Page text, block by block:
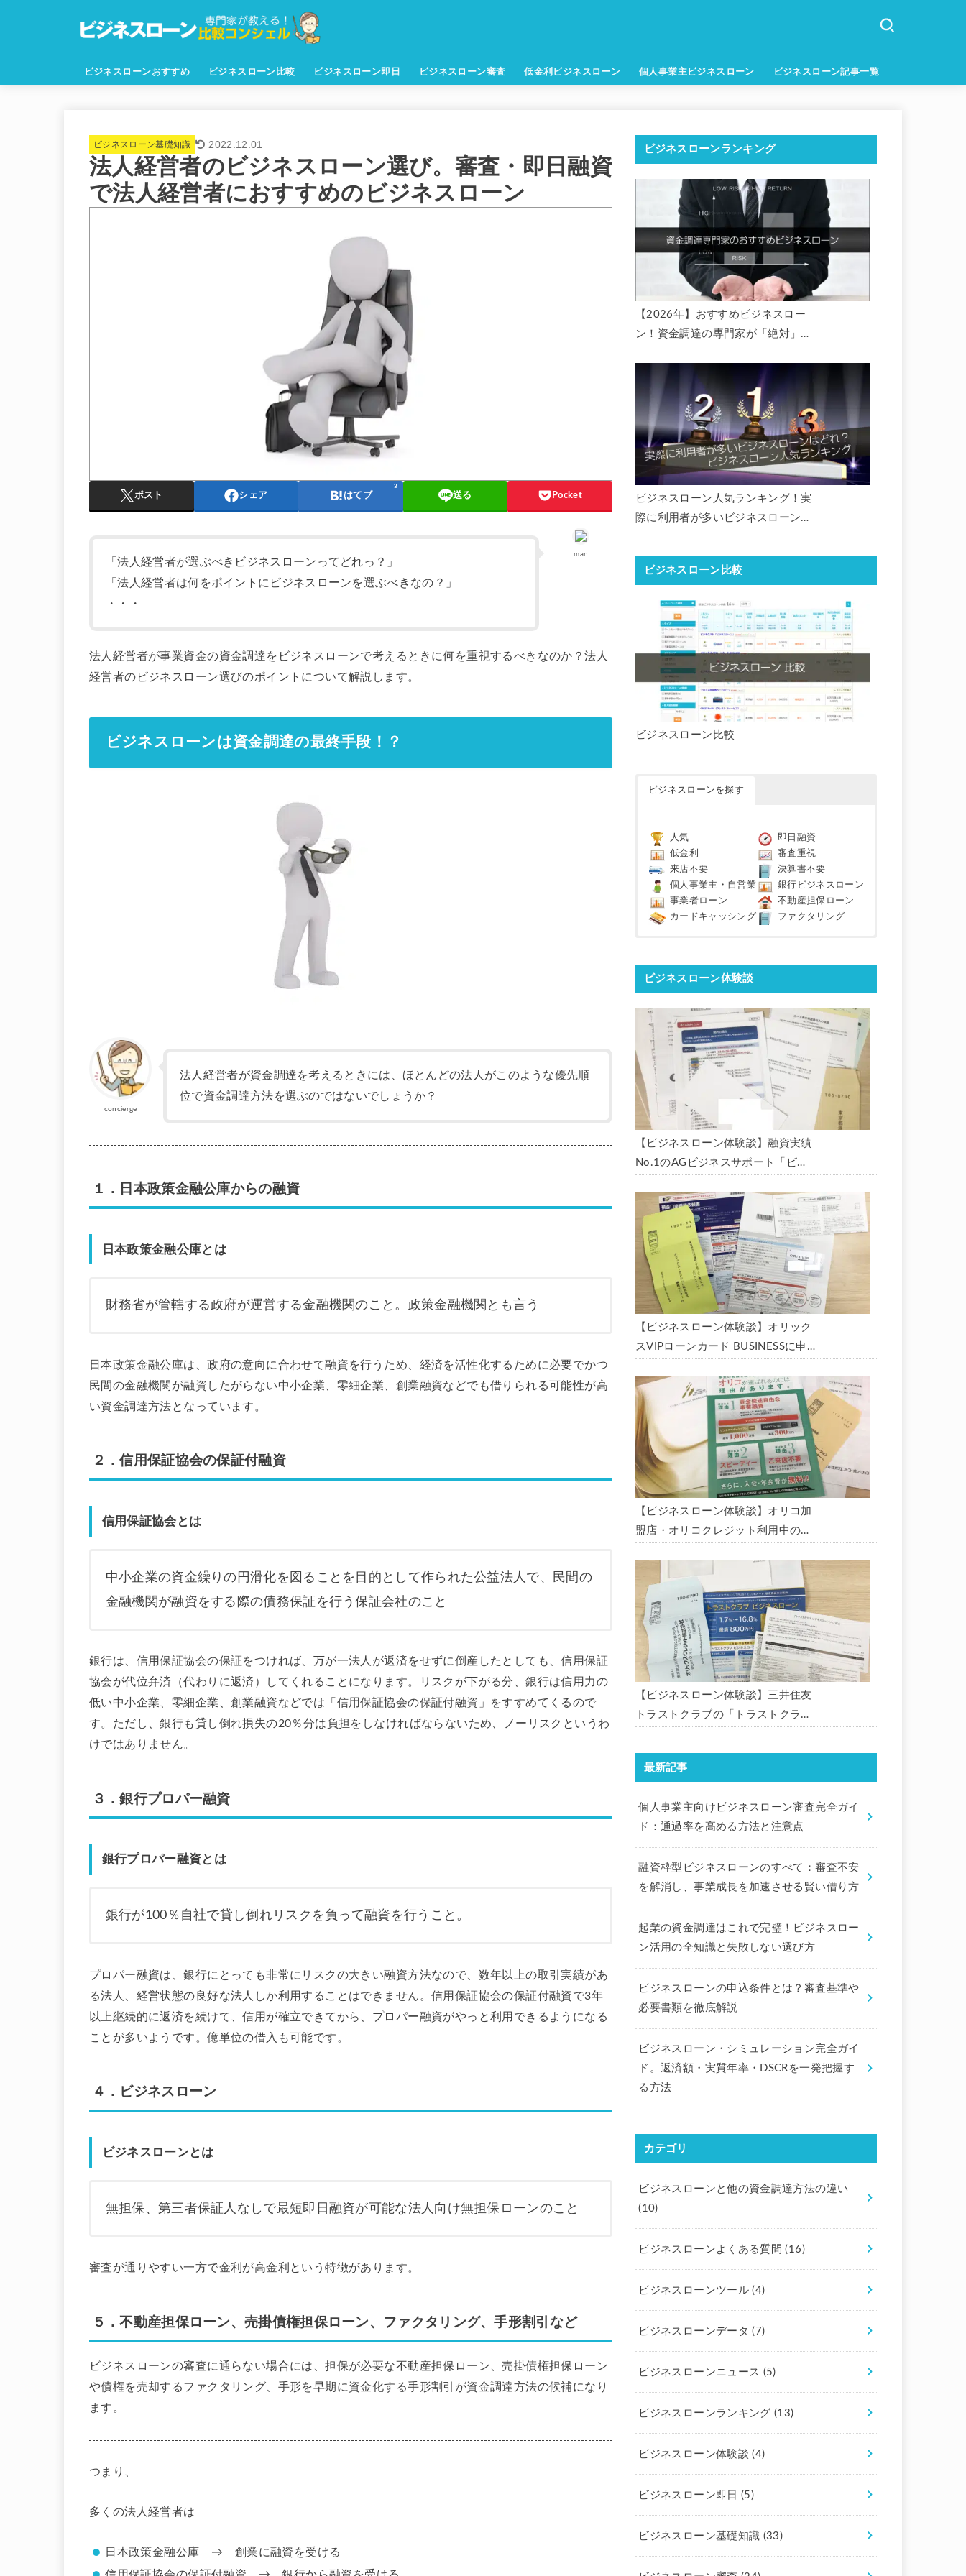
ビジネスローンおすすめ ビジネスローン比較 ビジネスローン即日 ビジネスローン審査 低金利ビジネスローン 個人事業主ビジネスローン ビジネスローン記事一覧
ビジネスローン基礎知識 2022.12.01
法人経営者のビジネスローン選び。審査・即日融資
で法人経営者におすすめのビジネスローン
ポスト シェア はてブ
3
送る Pocket
man
「法人経営者が選ぶべきビジネスローンってどれっ？」
「法人経営者は何をポイントにビジネスローンを選ぶべきなの？」
・・・
法人経営者が事業資金の資金調達をビジネスローンで考えるときに何を重視するべきなのか？法人
経営者のビジネスローン選びのポイントについて解説します。
ビジネスローンは資金調達の最終手段！？
concierge
法人経営者が資金調達を考えるときには、ほとんどの法人がこのような優先順
位で資金調達方法を選ぶのではないでしょうか？
１．日本政策金融公庫からの融資
日本政策金融公庫とは
財務省が管轄する政府が運営する金融機関のこと。政策金融機関とも言う
日本政策金融公庫は、政府の意向に合わせて融資を行うため、経済を活性化するために必要でかつ
民間の金融機関が融資したがらない中小企業、零細企業、創業融資などでも借りられる可能性が高
い資金調達方法となっています。
２．信用保証協会の保証付融資
信用保証協会とは
中小企業の資金繰りの円滑化を図ることを目的として作られた公益法人で、民間の
金融機関が融資をする際の債務保証を行う保証会社のこと
銀行は、信用保証協会の保証をつければ、万が一法人が返済をせずに倒産したとしても、信用保証
協会が代位弁済（代わりに返済）してくれることになります。リスクが下がる分、銀行は信用力の
低い中小企業、零細企業、創業融資などでは「信用保証協会の保証付融資」をすすめてくるので
す。ただし、銀行も貸し倒れ損失の20％分は負担をしなければならないため、ノーリスクというわ
けではありません。
３．銀行プロパー融資
銀行プロパー融資とは
銀行が100％自社で貸し倒れリスクを負って融資を行うこと。
プロパー融資は、銀行にとっても非常にリスクの大きい融資方法なので、数年以上の取引実績があ
る法人、経営状態の良好な法人しか利用することはできません。信用保証協会の保証付融資で3年
以上継続的に返済を続けて、信用が確立できてから、プロパー融資がやっと利用できるようになる
ことが多いようです。億単位の借入も可能です。
４．ビジネスローン
ビジネスローンとは
無担保、第三者保証人なしで最短即日融資が可能な法人向け無担保ローンのこと
審査が通りやすい一方で金利が高金利という特徴があります。
５．不動産担保ローン、売掛債権担保ローン、ファクタリング、手形割引など
ビジネスローンの審査に通らない場合には、担保が必要な不動産担保ローン、売掛債権担保ローン
や債権を売却するファクタリング、手形を早期に資金化する手形割引が資金調達方法の候補になり
ます。
つまり、
多くの法人経営者は
日本政策金融公庫 → 創業に融資を受ける
ビジネスローンランキング
【2026年】おすすめビジネスロー
ン！資金調達の専門家が「絶対」に
業者ローン・商工ローンランキング
ビジネスローン人気ランキング！実
際に利用者が多いビジネスローンは
【2026年版】
ビジネスローン比較
ビジネスローン比較
ビジネスローンを探す
人気
即日融資
低金利
審査重視
来店不要
決算書不要
個人事業主・自営業
銀行ビジネスローン
事業者ローン
不動産担保ローン
カードキャッシング
ファクタリング
ビジネスローン体験談
【ビジネスローン体験談】融資実績
No.1のAGビジネスサポート「ビジ
枠で翌日に借りられました。全手順
を丁寧に解説します。
【ビジネスローン体験談】オリック
スVIPローンカード BUSINESSに申
利で借りられました。全手順を丁寧
に解説します。
【ビジネスローン体験談】オリコ加
盟店・オリコクレジット利用中の事
ビジネスサポートプラン」を使う方
法がないか、問い合わせてみた。
【ビジネスローン体験談】三井住友
トラストクラブの「トラストクラブ
みました。
最新記事
個人事業主向けビジネスローン審査完全ガイ
ド：通過率を高める方法と注意点
融資枠型ビジネスローンのすべて：審査不安
を解消し、事業成長を加速させる賢い借り方
起業の資金調達はこれで完璧！ビジネスロー
ン活用の全知識と失敗しない選び方
ビジネスローンの申込条件とは？審査基準や
必要書類を徹底解説
ビジネスローン・シミュレーション完全ガイ
ド。返済額・実質年率・DSCRを一発把握す
る方法
カテゴリ
ビジネスローンと他の資金調達方法の違い
(10)
ビジネスローンよくある質問(16)
ビジネスローンツール(4)
ビジネスローンデータ(7)
ビジネスローンニュース (5)
ビジネスローンランキング(13)
ビジネスローン体験談(4)
ビジネスローン即日 (5)
ビジネスローン基礎知識 (33)